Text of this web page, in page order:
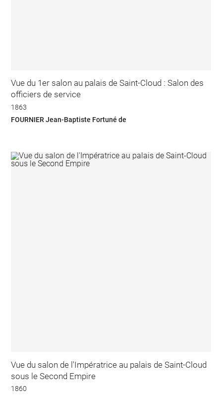
Vue du 1er salon au palais de Saint-Cloud : Salon des
officiers de service
1863
FOURNIER Jean-Baptiste Fortuné de
Vue du salon de l'Impératrice au palais de Saint-Cloud
sous le Second Empire
1860